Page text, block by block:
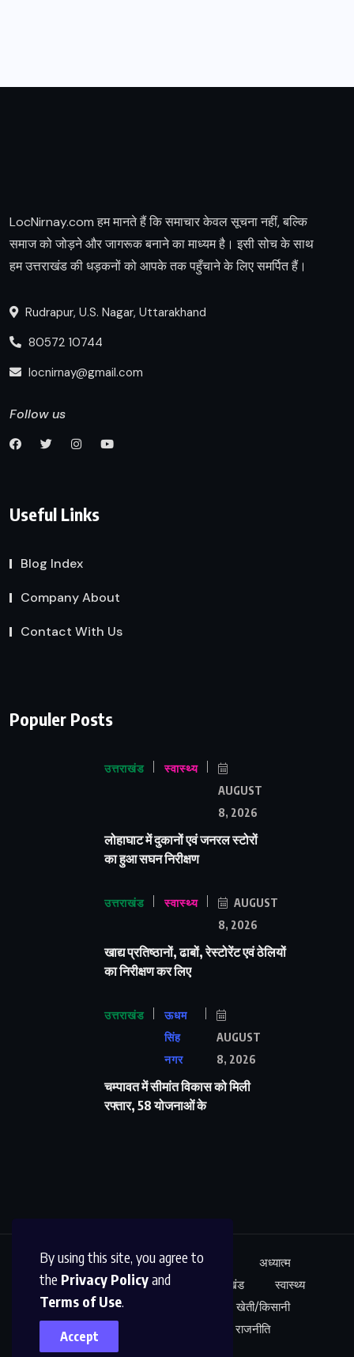
By using this site, you agree to
the Privacy Policyand
Terms of Use.
Accept
LocNirnay.com हम मानते हैं कि समाचार केवल सूचना नहीं, बल्कि
समाज को जोड़ने और जागरूक बनाने का माध्यम है। इसी सोच के साथ
हम उत्तराखंड की धड़कनों को आपके तक पहुँचाने के लिए समर्पित हैं।
Rudrapur, U.S. Nagar, Uttarakhand
80572 10744
locnirnay@gmail.com
Follow us
Useful Links
Blog Index
Company About
Contact With Us
Populer Posts
उत्तराखंड स्वास्थ्य
AUGUST
8, 2026
लोहाघाट में दुकानों एवं जनरल स्टोरों
का हुआ सघन निरीक्षण
उत्तराखंड स्वास्थ्य
AUGUST
8, 2026
खाद्य प्रतिष्ठानों, ढाबों, रेस्टोरेंट एवं ठेलियों
का निरीक्षण कर लिए
उत्तराखंड
ऊधम
सिंह
नगर
AUGUST
8, 2026
चम्पावत में सीमांत विकास को मिली
रफ्तार, 58 योजनाओं के
ऊधम सिंह नगर अंतर्राष्ट्रीय
अध्यात्म
कारोबार
अपराध साहित्य उत्तराखंड
स्वास्थ्य
नेशनल न्यूज़
खेल
खेती/किसानी
शोध/आविष्कार
राजनीति